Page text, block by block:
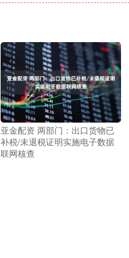
亚金配资 两部门：出口货物已
补税/未退税证明实施电子数据
联网核查